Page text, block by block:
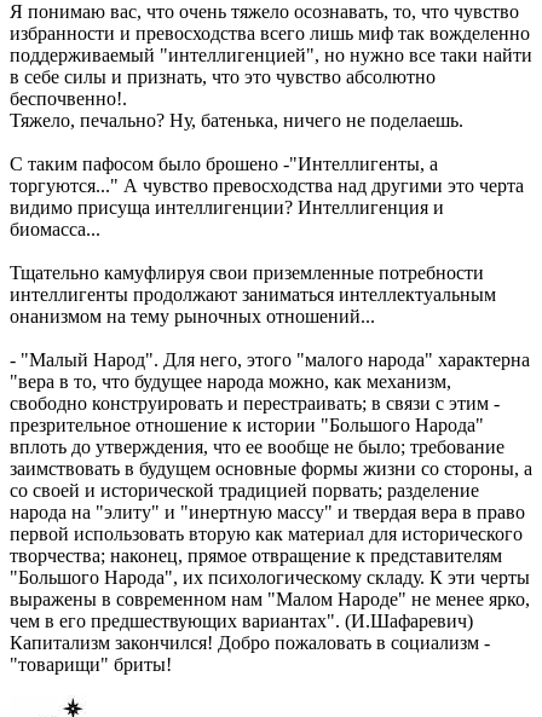
Я понимаю вас, что очень тяжело осознавать, то, что чувство
избранности и превосходства всего лишь миф так вожделенно
поддерживаемый "интеллигенцией", но нужно все таки найти
в себе силы и признать, что это чувство абсолютно
беспочвенно!.
Тяжело, печально? Ну, батенька, ничего не поделаешь.
С таким пафосом было брошено -"Интеллигенты, а
торгуются..." А чувство превосходства над другими это черта
видимо присуща интеллигенции? Интеллигенция и
биомасса...
Тщательно камуфлируя свои приземленные потребности
интеллигенты продолжают заниматься интеллектуальным
онанизмом на тему рыночных отношений...
- "Малый Народ". Для него, этого "малого народа" характерна
"вера в то, что будущее народа можно, как механизм,
свободно конструировать и перестраивать; в связи с этим -
презрительное отношение к истории "Большого Народа"
вплоть до утверждения, что ее вообще не было; требование
заимствовать в будущем основные формы жизни со стороны, а
со своей и исторической традицией порвать; разделение
народа на "элиту" и "инертную массу" и твердая вера в право
первой использовать вторую как материал для исторического
творчества; наконец, прямое отвращение к представителям
"Большого Народа", их психологическому складу. К эти черты
выражены в современном нам "Малом Народе" не менее ярко,
чем в его предшествующих вариантах". (И.Шафаревич)
Капитализм закончился! Добро пожаловать в социализм -
"товарищи" бриты!